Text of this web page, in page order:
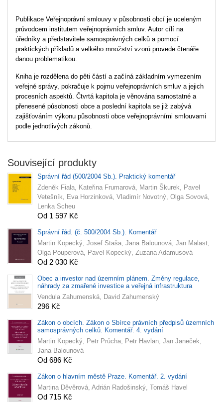
Publikace Veřejnoprávní smlouvy v působnosti obcí je uceleným
průvodcem institutem veřejnoprávních smluv. Autor cílí na
úředníky a představitele samosprávných celků a pomocí
praktických příkladů a velkého množství vzorů provede čtenáře
danou problematikou.
Kniha je rozdělena do pěti částí a začíná základním vymezením
veřejné správy, pokračuje k pojmu veřejnoprávních smluv a jejich
procesních aspektů. Čtvrtá kapitola je věnována samostatné a
přenesené působnosti obce a poslední kapitola se již zabývá
zajišťováním výkonu působnosti obce veřejnoprávními smlouvami
podle jednotlivých zákonů.
Související produkty
Správní řád (500/2004 Sb.). Praktický komentář
Zdeněk Fiala, Kateřina Frumarová, Martin Škurek, Pavel
Vetešník, Eva Horzinková, Vladimír Novotný, Olga Sovová,
Lenka Scheu
Od 1 597 Kč
Správní řád. (č. 500/2004 Sb.). Komentář
Martin Kopecký, Josef Staša, Jana Balounová, Jan Malast,
Olga Pouperová, Pavel Kopecký, Zuzana Adamusová
Od 2 030 Kč
Obec a investor nad územním plánem. Změny regulace,
náhrady za zmařené investice a veřejná infrastruktura
Vendula Zahumenská, David Zahumenský
296 Kč
Zákon o obcích. Zákon o Sbírce právních předpisů územních
samosprávných celků. Komentář. 4. vydání
Martin Kopecký, Petr Průcha, Petr Havlan, Jan Janeček,
Jana Balounová
Od 686 Kč
Zákon o hlavním městě Praze. Komentář. 2. vydání
Martina Děvěrová, Adrián Radošinský, Tomáš Havel
Od 715 Kč